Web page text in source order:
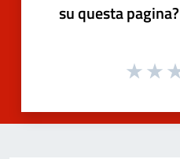
su questa pagina?